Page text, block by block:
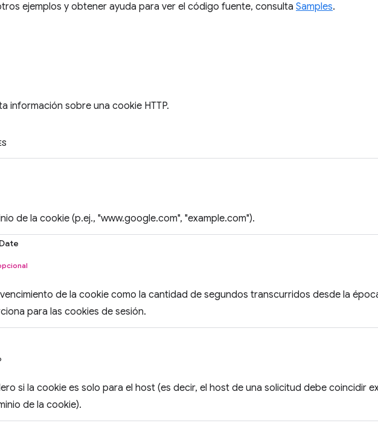
ejemplos y obtener ayuda para ver el código fuente, consulta Samples.
información sobre una cookie HTTP.
de la cookie (p.ej., "www.google.com", "example.com").
de la cookie como la cantidad de segundos transcurridos desde la
para las cookies de sesión.
si la cookie es solo para el host (es decir, el host de una solicitud debe coincidir
de la cookie).